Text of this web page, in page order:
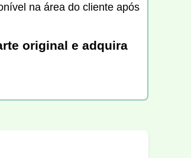
na área do cliente após
original e adquira